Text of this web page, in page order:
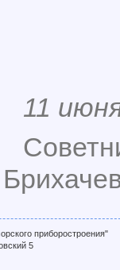
11
приборостроения"
5